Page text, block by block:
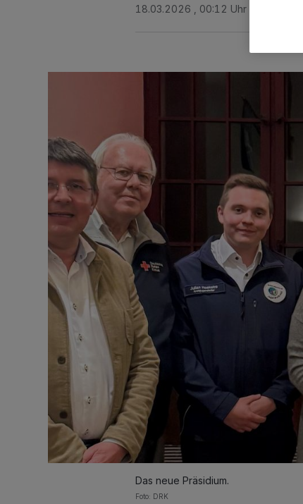
18.03.2026 , 00:12 Uhr 2
Das neue Präsidium.
Foto: DRK